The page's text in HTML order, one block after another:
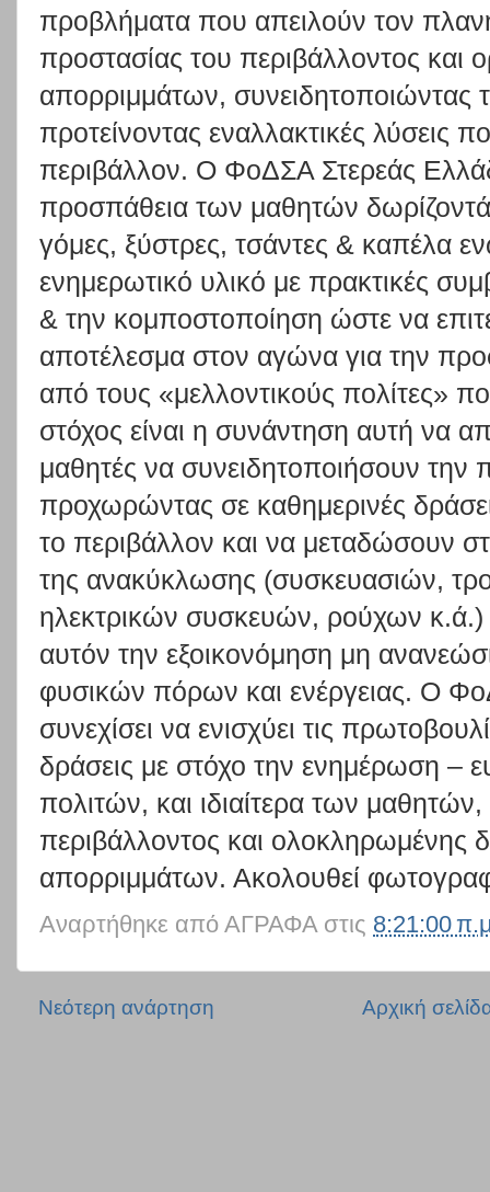
προβλήματα που απειλούν τον
προστασίας του περιβάλλοντος και
απορριμμάτων, συνειδητοποιώντας
προτείνοντας εναλλακτικές λύσεις
περιβάλλον. Ο ΦοΔΣΑ Στερεάς
προσπάθεια των μαθητών
γόμες, ξύστρες, τσάντες & καπέλα
ενημερωτικό υλικό με πρακτικές
& την κομποστοποίηση ώστε να
αποτέλεσμα στον αγώνα για την
από τους «μελλοντικούς πολίτες»
στόχος είναι η συνάντηση αυτή να
μαθητές να συνειδητοποιήσουν την
προχωρώντας σε καθημερινές
το περιβάλλον και να μεταδώσουν
της ανακύκλωσης (συσκευασιών,
ηλεκτρικών συσκευών, ρούχων κ.ά.)
αυτόν την εξοικονόμηση μη
φυσικών πόρων και ενέργειας. Ο
συνεχίσει να ενισχύει τις
δράσεις με στόχο την ενημέρωση –
πολιτών, και ιδιαίτερα των
περιβάλλοντος και ολοκληρωμένης
απορριμμάτων. Ακολουθεί
Αναρτήθηκε από ΑΓΡΑΦΑ στις 8:21:00
Νεότερη ανάρτηση Αρχική